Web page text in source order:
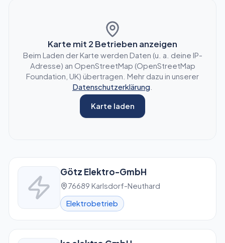
Karte mit 2 Betrieben anzeigen
Beim Laden der Karte werden Daten (u. a. deine IP-
Adresse) an OpenStreetMap (OpenStreetMap
Foundation, UK) übertragen. Mehr dazu in unserer
Datenschutzerklärung
Karte laden
Götz Elektro-GmbH
76689 Karlsdorf-Neuthard
Elektrobetrieb